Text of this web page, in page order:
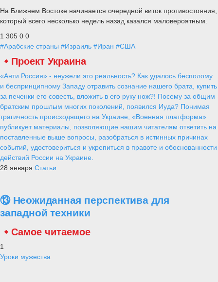
На Ближнем Востоке начинается очередной виток противостояния,
который всего несколько недель назад казался маловероятным.
1 305 0 0
#Арабские страны #Израиль #Иран #США
Проект Украина
«Анти Россия» - неужели это реальность? Как удалось бесполому
и беспринципному Западу отравить сознание нашего брата, купить
за печенки его совесть, вложить в его руку нож?! Посему за общим
братским прошлым многих поколений, появился Иуда? Понимая
трагичность происходящего на Украине, «Военная платформа»
публикует материалы, позволяющие нашим читателям ответить на
поставленные выше вопросы, разобраться в истинных причинах
событий, удостовериться и укрепиться в правоте и обоснованности
действий России на Украине.
28 января Статьи
⑬ Неожиданная перспектива для
западной техники
Самое читаемое
1
Уроки мужества